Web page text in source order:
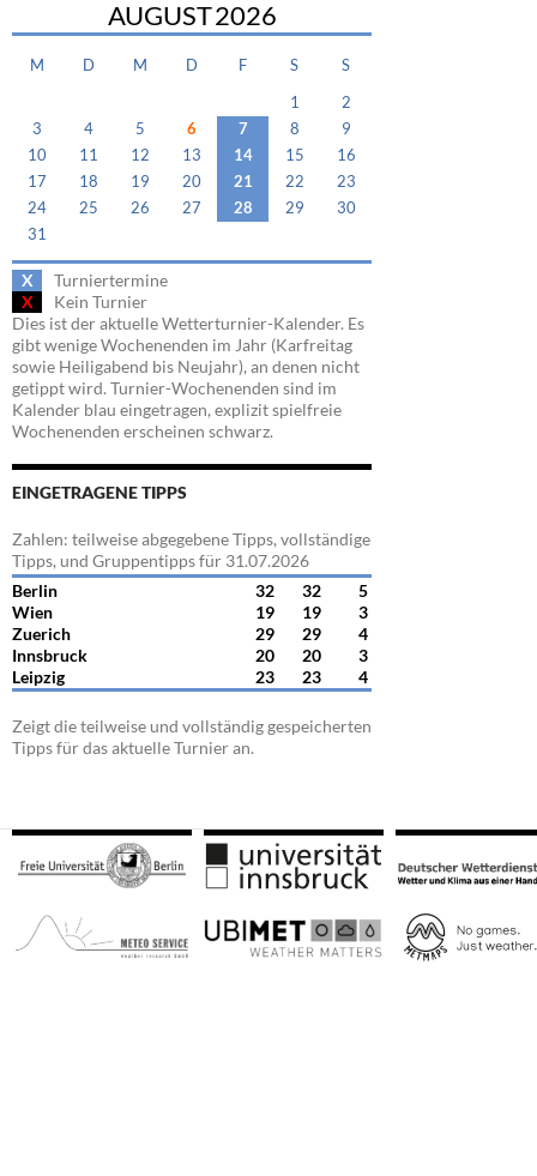
AUGUST2026
M D M D F S S
1
2
3
4 5 6 7 8
9
10
11 12 13 14 15
16
17
18 19 20 21 22
23
24
25 26 27 28 29
30
31
X
Turniertermine
X
Kein Turnier
Dies ist der aktuelle Wetterturnier-Kalender. Es
gibt wenige Wochenenden im Jahr (Karfreitag
sowie Heiligabend bis Neujahr), an denen nicht
getippt wird. Turnier-Wochenenden sind im
Kalender blau eingetragen, explizit spielfreie
Wochenenden erscheinen schwarz.
EINGETRAGENE TIPPS
Zahlen: teilweise abgegebene Tipps, vollständige
Tipps, und Gruppentipps für 31.07.2026
Berlin
32 32
5
Wien
19 19
3
Zuerich
29 29
4
Innsbruck
20 20
3
Leipzig
23 23 4
Zeigt die teilweise und vollständig gespeicherten
Tipps für das aktuelle Turnier an.